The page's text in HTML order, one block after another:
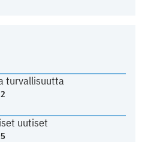
turvallisuutta
uutiset